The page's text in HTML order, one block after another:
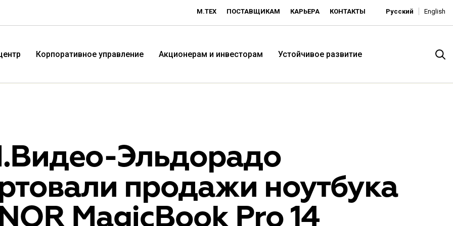
М.ТЕХ ПОСТАВЩИКАМ КАРЬЕРА КОНТАКТЫ Русский English
Технологичная розничная
компания «М.Видео»
Территория низких цен -
«Эльдорадо»
Корпоративное управление Акционерам и инвесторам Устойчивое развитие
Эльдорадо
продажи ноутбука
MagicBook Pro 14